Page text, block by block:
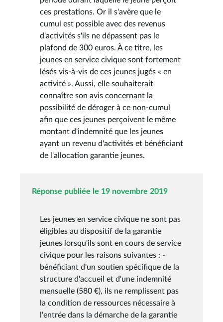
ces prestations. Or il s'avère que le
cumul est possible avec des revenus
d'activités s'ils ne dépassent pas le
plafond de 300 euros. À ce titre, les
jeunes en service civique sont fortement
lésés vis-à-vis de ces jeunes jugés « en
activité ». Aussi, elle souhaiterait
connaître son avis concernant la
possibilité de déroger à ce non-cumul
afin que ces jeunes perçoivent le même
montant d'indemnité que les jeunes
ayant un revenu d'activités et bénéficiant
de l'allocation garantie jeunes.
Réponse publiée le 19 novembre 2019
Les jeunes en service civique ne sont pas
éligibles au dispositif de la garantie
jeunes lorsqu'ils sont en cours de service
civique pour les raisons suivantes : -
bénéficiant d'un soutien spécifique de la
structure d'accueil et d'une indemnité
mensuelle (580 €), ils ne remplissent pas
la condition de ressources nécessaire à
l'entrée dans la démarche de la garantie